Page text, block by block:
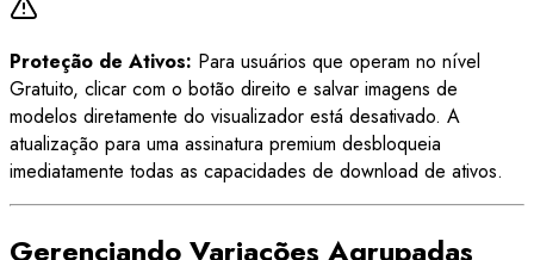
Proteção de Ativos: Para usuários que operam no nível
Gratuito, clicar com o botão direito e salvar imagens de
modelos diretamente do visualizador está desativado. A
atualização para uma assinatura premium desbloqueia
imediatamente todas as capacidades de download de ativos.
Gerenciando Variações Agrupadas